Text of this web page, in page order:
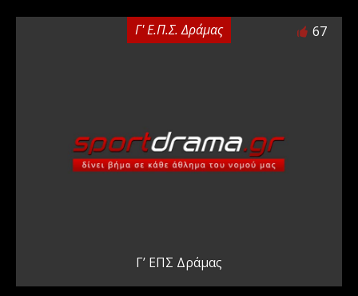
Γ' Ε.Π.Σ. Δράμας 67
Γ’ ΕΠΣ Δράμας